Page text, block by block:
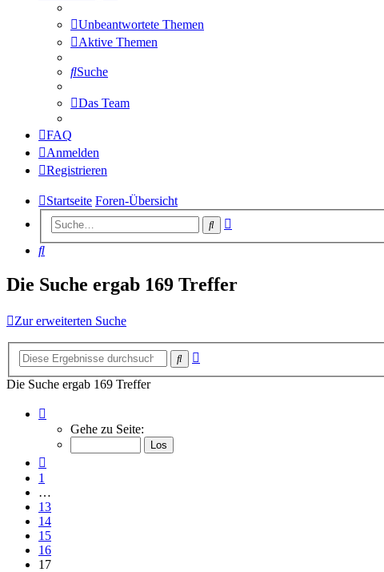
Unbeantwortete Themen
Aktive Themen
Suche
Das Team
FAQ
Anmelden
Registrieren
Startseite Foren-Übersicht
Suche
Suche
Die Suche ergab 169 Treffer
Zur erweiterten Suche
Suche
Die Suche ergab 169 Treffer
17
von
Gehe zu Seite:
1
…
13
14
15
16
17